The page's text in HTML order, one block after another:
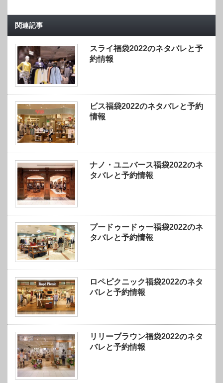
関連記事
スライ福袋2022のネタバレと予
約情報
ビス福袋2022のネタバレと予約
情報
ナノ・ユニバース福袋2022のネ
タバレと予約情報
プードゥードゥー福袋2022のネ
タバレと予約情報
ロペピクニック福袋2022のネタ
バレと予約情報
リリーブラウン福袋2022のネタ
バレと予約情報